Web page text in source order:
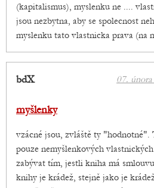
(kapitalismus), myslenku ne ....
jsou nezbytna, aby se spolecnost
myslenku tato vlastnicka prava (na
07.
bdX
myšlenky
vzácné jsou, zvláště ty "hodnotné".
pouze nemyšlenkových vlastnických
zabývat tím, jestli kniha má
knihy je krádež, stejně jako je